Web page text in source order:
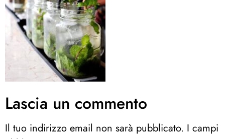
Lascia un commento
Il tuo indirizzo email non sarà pubblicato. I campi